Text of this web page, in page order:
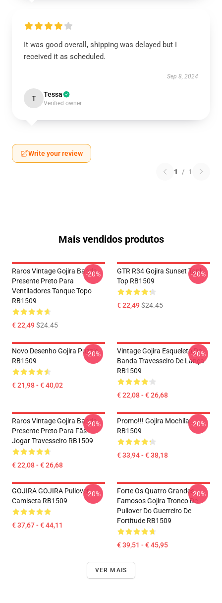
It was good overall, shipping was delayed but I
received it as scheduled.
Sep 8, 2024
T Tessa
Verified owner
Write your review
1 / 1
Mais vendidos produtos
Raros Vintage Gojira Banda
Presente Preto Para
Ventiladores Tanque Topo
RB1509
€ 22,49$24.45
-20%
GTR R34 Gojira Sunset Tank
Top RB1509
€ 22,49$24.45
-20%
Novo Desenho Gojira Puzzle
RB1509
€ 21,98 - € 40,02
-20%
Vintage Gojira Esqueleto De
Banda Travesseiro De Lança
RB1509
€ 22,08 - € 26,68
-20%
Raros Vintage Gojira Banda
Presente Preto Para Fãs
Jogar Travesseiro RB1509
€ 22,08 - € 26,68
-20%
Promo!!! Gojira Mochila
RB1509
€ 33,94 - € 38,18
-20%
GOJIRA GOJIRA Pullover
Camiseta RB1509
€ 37,67 - € 44,11
-20%
Forte Os Quatro Grandes
Famosos Gojira Tronco De
Pullover Do Guerreiro De
Fortitude RB1509
€ 39,51 - € 45,95
-20%
VER MAIS